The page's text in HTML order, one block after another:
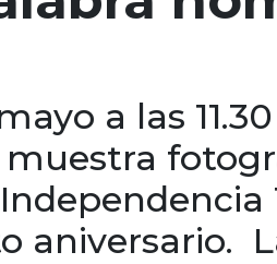
a las
aniversario.